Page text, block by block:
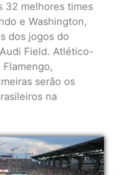
32 melhores times
e Washington,
dos jogos do
Field. Atlético-
serão os
na